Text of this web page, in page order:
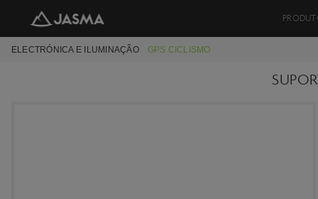
ELECTRÓNICA E ILUMINAÇÃO GPS CICLISMO